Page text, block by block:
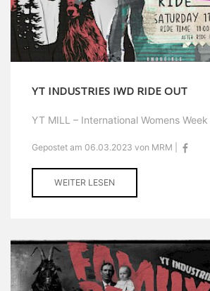
YT INDUSTRIES IWD RIDE OUT
YT MILL – International Womens
Gepostet am 06.03.2023 von MRM |
WEITER LESEN